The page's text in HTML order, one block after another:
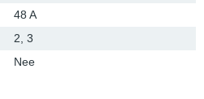
48 A
2, 3
Nee